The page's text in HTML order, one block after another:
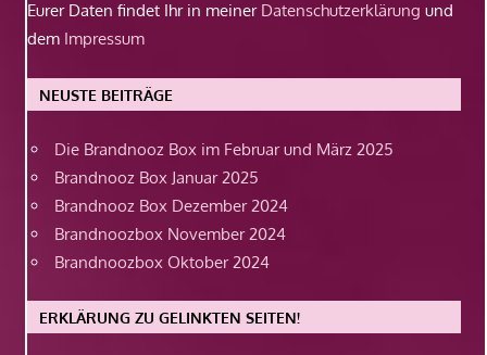
Eurer Daten findet Ihr in meiner Datenschutzerklärung und
dem Impressum
NEUSTE BEITRÄGE
Die Brandnooz Box im Februar und März 2025
Brandnooz Box Januar 2025
Brandnooz Box Dezember 2024
Brandnoozbox November 2024
Brandnoozbox Oktober 2024
ERKLÄRUNG ZU GELINKTEN SEITEN!